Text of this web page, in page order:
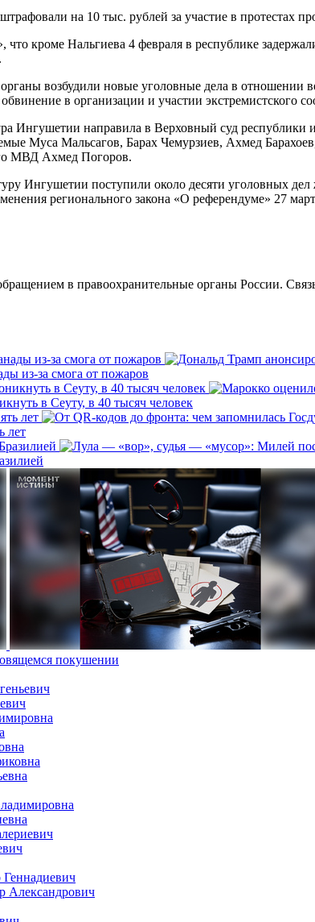
на 10 тыс. рублей за участие в протестах
, что кроме Нальгиева 4 февраля в республике
возбудили новые уголовные дела в
в организации и участии
Ингушетии направила в Верховный суд республики
Муса Мальсагов, Барах Чемурзиев, Ахмед
МВД Ахмед Погоров.
Ингушетии поступили около десяти уголовных
регионального закона «О референдуме» 27
в правоохранительные органы России.
из-за смога от пожаров
в Сеуту, в 40 тысяч человек
лет
покушении
Александрович